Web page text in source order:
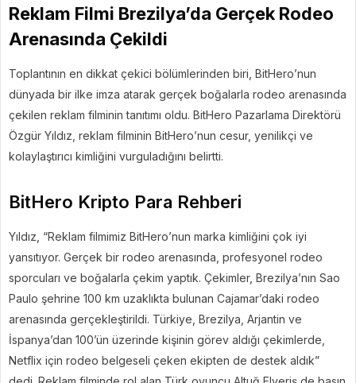
Reklam Filmi Brezilya’da Gerçek Rodeo
Arenasında Çekildi
Toplantının en dikkat çekici bölümlerinden biri, BitHero’nun
dünyada bir ilke imza atarak gerçek boğalarla rodeo arenasında
çekilen reklam filminin tanıtımı oldu. BitHero Pazarlama Direktörü
Özgür Yıldız, reklam filminin BitHero’nun cesur, yenilikçi ve
kolaylaştırıcı kimliğini vurguladığını belirtti.
BitHero Kripto Para Rehberi
Yıldız, “Reklam filmimiz BitHero’nun marka kimliğini çok iyi
yansıtıyor. Gerçek bir rodeo arenasında, profesyonel rodeo
sporcuları ve boğalarla çekim yaptık. Çekimler, Brezilya’nın Sao
Paulo şehrine 100 km uzaklıkta bulunan Cajamar’daki rodeo
arenasında gerçekleştirildi. Türkiye, Brezilya, Arjantin ve
İspanya’dan 100’ün üzerinde kişinin görev aldığı çekimlerde,
Netflix için rodeo belgeseli çeken ekipten de destek aldık”